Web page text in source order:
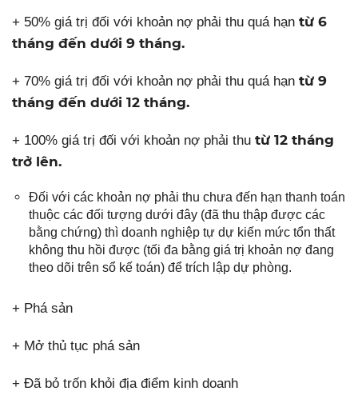
+ 50% giá trị đối với khoản nợ phải thu quá hạn từ 6
tháng đến dưới 9 tháng.
+ 70% giá trị đối với khoản nợ phải thu quá hạn từ 9
tháng đến dưới 12 tháng.
+ 100% giá trị đối với khoản nợ phải thu từ 12 tháng
trở lên.
Đối với các khoản nợ phải thu chưa đến hạn thanh toán
thuộc các đối tượng dưới đây (đã thu thập được các
bằng chứng) thì doanh nghiệp tự dự kiến mức tổn thất
không thu hồi được (tối đa bằng giá trị khoản nợ đang
theo dõi trên sổ kế toán) để trích lập dự phòng.
+ Phá sản
+ Mở thủ tục phá sản
+ Đã bỏ trốn khỏi địa điểm kinh doanh